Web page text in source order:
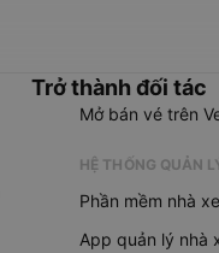
Trở thành đối tác
Mở bán vé trên
HỆ THỐNG QUẢN
Phần mềm nhà xe
App quản lý nhà